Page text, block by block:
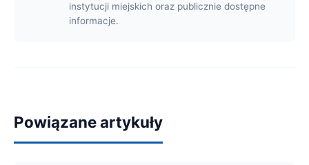
instytucji miejskich oraz publicznie dostępne
informacje.
Powiązane artykuły